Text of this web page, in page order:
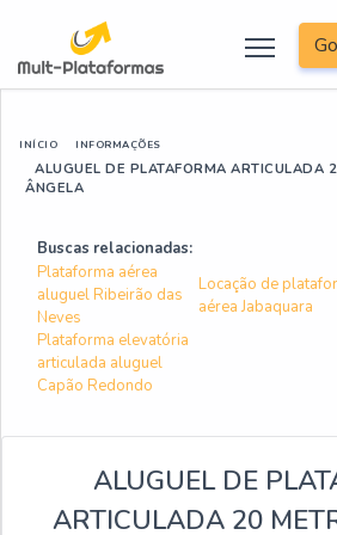
INÍCIO INFORMAÇÕES
ALUGUEL DE PLATAFORMA ARTICULADA
ÂNGELA
Buscas relacionadas:
Plataforma aérea
aluguel Ribeirão das
Neves
Locação de
aérea Jabaquara
Plataforma elevatória
articulada aluguel
Capão Redondo
ALUGUEL DE
ARTICULADA 20